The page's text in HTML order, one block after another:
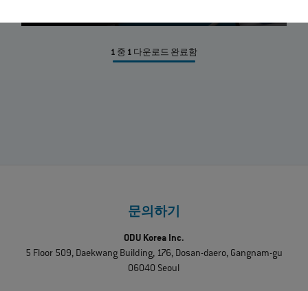
1 중 1 다운로드 완료함
문의하기
ODU Korea Inc.
5 Floor 509, Daekwang Building, 176, Dosan-daero, Gangnam-gu
06040 Seoul